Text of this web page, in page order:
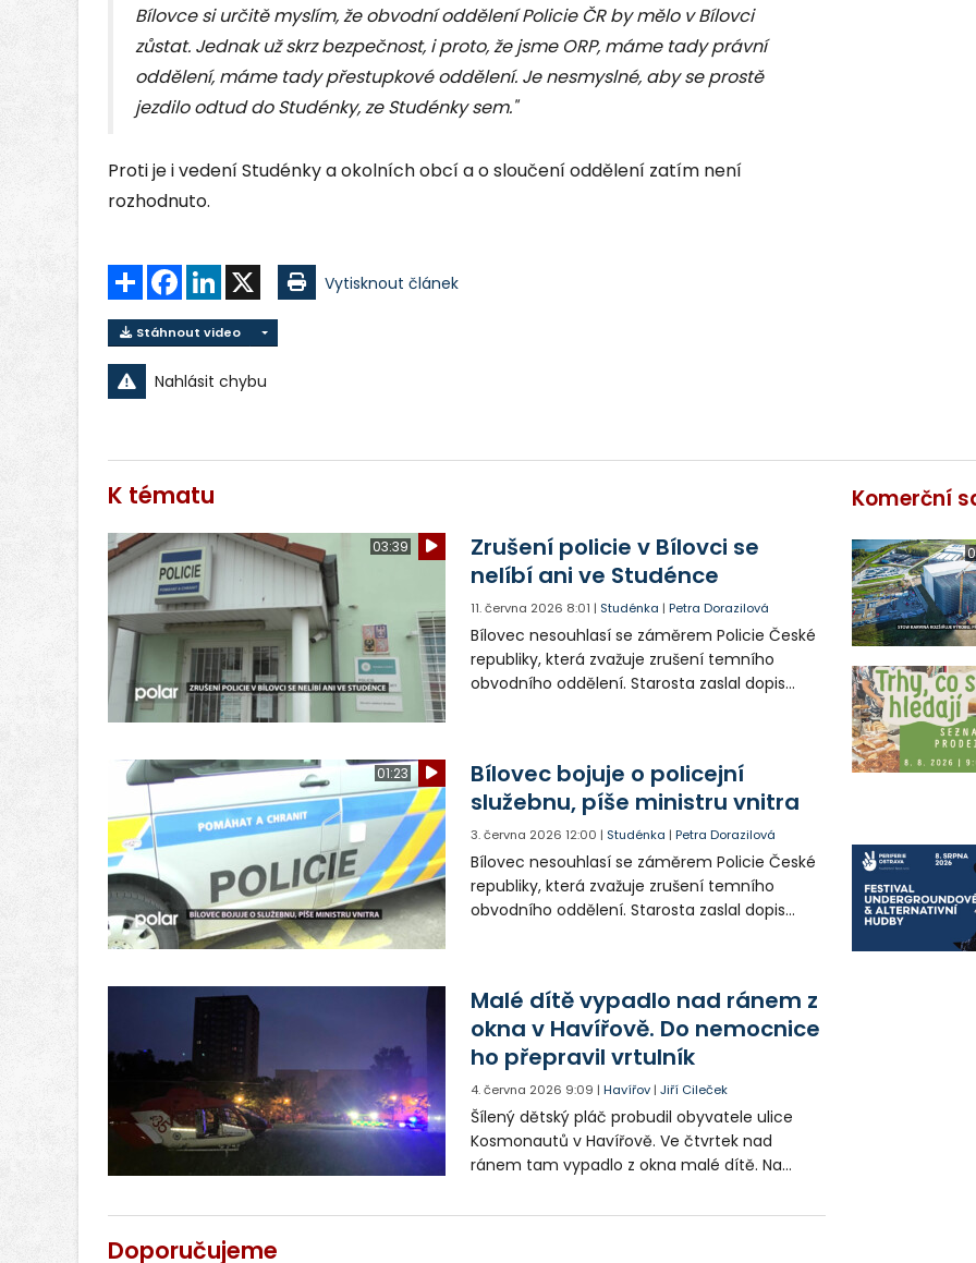
Bílovce si určitě myslím, že obvodní oddělení Policie ČR by mělo v Bílovci
zůstat. Jednak už skrz bezpečnost, i proto, že jsme ORP, máme tady právní
oddělení, máme tady přestupkové oddělení. Je nesmyslné, aby se prostě
jezdilo odtud do Studénky, ze Studénky sem."
Proti je i vedení Studénky a okolních obcí a o sloučení oddělení zatím není
rozhodnuto.
Sdílet FacebookLinkedIn Vytisknout článek
Stáhnout video
Nahlásit chybu
K tématu
03:39
Zrušení policie v Bílovci se
nelíbí ani ve Studénce
11. června 2026 8:01 | Studénka |Petra Dorazilová
Bílovec nesouhlasí se záměrem Policie České
republiky, která zvažuje zrušení temního
obvodního oddělení. Starosta zaslal dopis
01:23
Bílovec bojuje o policejní
služebnu, píše ministru vnitra
3. června 2026 12:00 | Studénka |Petra Dorazilová
Bílovec nesouhlasí se záměrem Policie České
republiky, která zvažuje zrušení temního
obvodního oddělení. Starosta zaslal dopis
Malé dítě vypadlo nad ránem z
okna v Havířově. Do nemocnice
ho přepravil vrtulník
4. června 2026 9:09 |Havířov |Jiří Cileček
Šílený dětský pláč probudil obyvatele ulice
Kosmonautů v Havířově. Ve čtvrtek nad
ránem tam vypadlo z okna malé dítě. Na
dorazil i vrtulník. Ten později dítě přepravil do
Doporučujeme
Komerční